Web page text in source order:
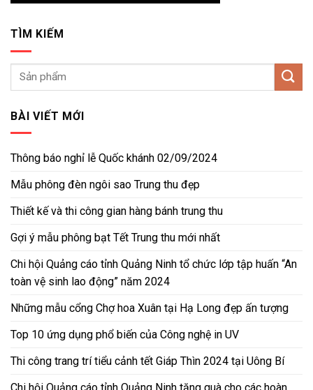
TÌM KIẾM
BÀI VIẾT MỚI
Thông báo nghỉ lễ Quốc khánh 02/09/2024
Mẫu phông đèn ngôi sao Trung thu đẹp
Thiết kế và thi công gian hàng bánh trung thu
Gợi ý mẫu phông bạt Tết Trung thu mới nhất
Chi hội Quảng cáo tỉnh Quảng Ninh tổ chức lớp tập huấn “An
toàn vệ sinh lao động” năm 2024
Những mẫu cổng Chợ hoa Xuân tại Hạ Long đẹp ấn tượng
Top 10 ứng dụng phổ biến của Công nghệ in UV
Thi công trang trí tiểu cảnh tết Giáp Thìn 2024 tại Uông Bí